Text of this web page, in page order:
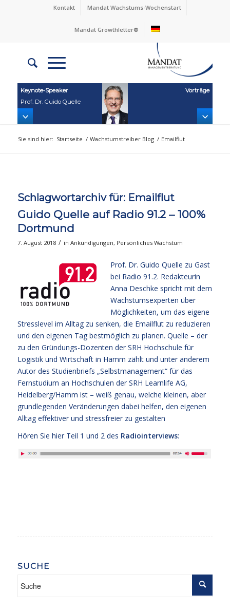
Kontakt Mandat Wachstums-Wochenstart
Mandat Growthletter®
Keynote‑Speaker
Prof. Dr. Guido Quelle
Vorträge
Sie sind hier: Startseite / Wachstumstreiber Blog / Emailflut
Schlagwortarchiv für: Emailflut
Guido Quelle auf Radio 91.2 – 100%
Dortmund
7. August 2018 / in Ankündigungen, Persönliches Wachstum
Prof. Dr. Guido Quelle zu Gast
bei Radio 91.2. Redakteurin
Anna Deschke spricht mit dem
Wachstumsexperten über
Möglichkeiten, um das eigene
Stresslevel im Alltag zu senken, die Emailflut zu reduzieren
und den eigenen Tag bestmöglich zu planen. Quelle – der
zu den Gründungs-Dozenten der SRH Hochschule für
Logistik und Wirtschaft in Hamm zählt und unter anderem
Autor des Studienbriefs „Selbstmanagement“ für das
Fernstudium an Hochschulen der SRH Learnlife AG,
Heidelberg/Hamm ist – weiß genau, welche kleinen, aber
grundlegenden Veränderungen dabei helfen, den eigenen
Alltag effektiver und stressfreier zu gestalten
Hören Sie hier Teil 1 und 2 des Radiointerviews:
SUCHE